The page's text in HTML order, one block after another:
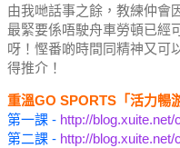
由我哋話事之餘，教練仲會
最緊要係唔駛舟車勞頓已經
呀！ 慳番啲時間同精神又可
得推介！
重溫GO SPORTS「活力暢
第一課 - http://blog.xuite.net/
第二課 - http://blog.xuite.net/